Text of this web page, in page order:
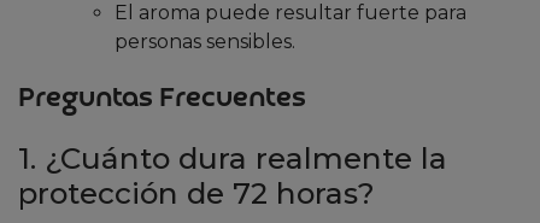
El aroma puede resultar fuerte para
personas sensibles.
Preguntas Frecuentes
1. ¿Cuánto dura realmente la
protección de 72 horas?